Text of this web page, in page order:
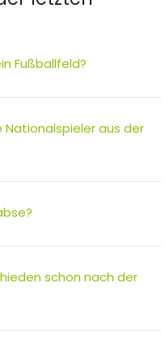
Fußballfeld?
aus der
schon nach der